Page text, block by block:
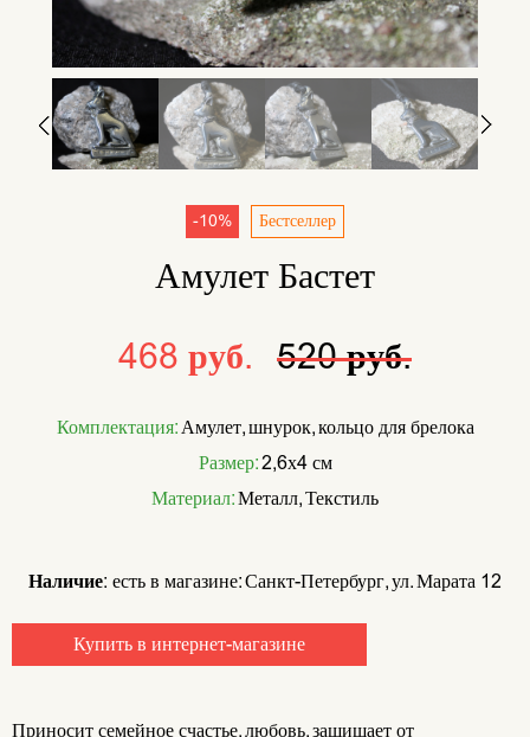
-10% Бестселлер
Амулет Бастет
468 руб.
520 руб.
Комплектация:Амулет, шнурок, кольцо для брелока
Размер:2,6х4 см
Материал:Металл, Текстиль
Наличие: есть в магазине: Санкт-Петербург, ул. Марата 12
Купить в интернет-магазине
Приносит семейное счастье, любовь, защищает от